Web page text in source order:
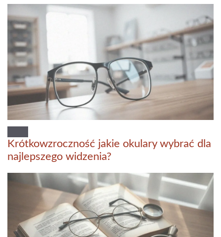
Krótkowzroczność jakie okulary wybrać dla
najlepszego widzenia?